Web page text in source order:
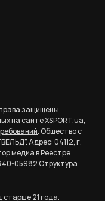
защищены.
на сайте XSPORT.ua,
. Общество с
Адрес: 04112, г.
медиа в Реестре
05982Структура
21 года.